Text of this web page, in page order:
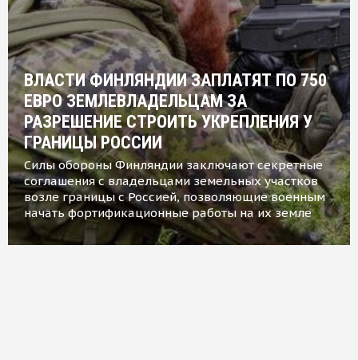
ВЛАСТИ ФИНЛЯНДИИ ЗАПЛАТЯТ ПО 750
ЕВРО ЗЕМЛЕВЛАДЕЛЬЦАМ ЗА
РАЗРЕШЕНИЕ СТРОИТЬ УКРЕПЛЕНИЯ У
ГРАНИЦЫ РОССИИ
Силы обороны Финляндии заключают секретные
соглашения с владельцами земельных участков
возле границы с Россией, позволяющие военным
начать фортификационные работы на их земле